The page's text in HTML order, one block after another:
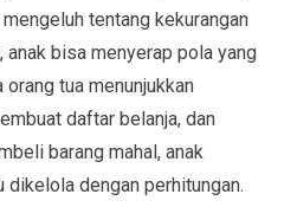
tentang kekurangan
anak bisa menyerap pola yang
tua menunjukkan
daftar belanja, dan
barang mahal, anak
dikelola dengan perhitungan.